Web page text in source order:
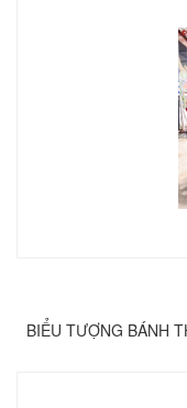
BIỂU TƯỢNG BÁNH